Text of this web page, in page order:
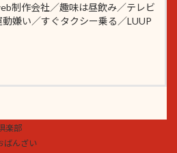
制作会社／趣味は昼飲み／テレビ
動嫌い／すぐタクシー乗る／LUUP
楽部
ばんざい